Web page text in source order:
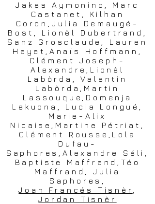
Jakes Aymonino, Marc
Castanet, Kilhan
Coron,Julia Demaugé-
Bost, Lionèl Dubertrand,
Sanz Grosclaude, Lauren
Hayet,Anaïs Hoffmann,
Clément Joseph-
Alexandre,Lionèl
Labòrda, Valentin
Labòrda,Martin
Lassouque,Domenja
Lekuona, Lucia Longué,
Marie-Alix
Nicaise,Martine Pétriat,
Clément Rousse,Lola
Dufau-
Saphores,Alexandre Séli,
Baptiste Maffrand,Téo
Maffrand, Julia
Saphores,
Joan Francés Tisnèr
Jordan Tisnèr